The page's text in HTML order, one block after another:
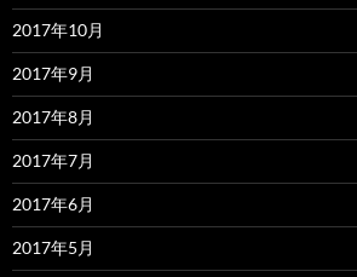
2017年10月
2017年9月
2017年8月
2017年7月
2017年6月
2017年5月